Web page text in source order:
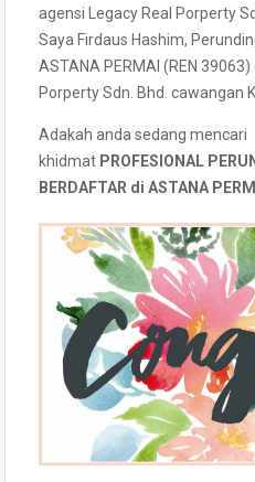
Saya Firdaus Hashim,
ASTANA PERMAI (REN
Porperty Sdn. Bhd. cawangan
Adakah anda sedang mencari
khidmat PROFESIONAL
BERDAFTAR di ASTANA